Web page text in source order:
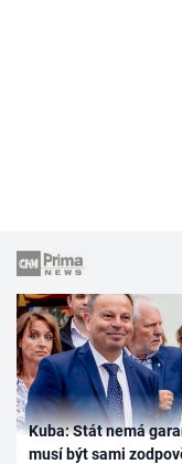
Kuba: Stát nemá
musí být sami